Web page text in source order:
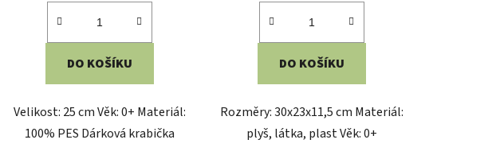
DO KOŠÍKU
Velikost: 25 cm Věk: 0+ Materiál:
100% PES Dárková krabička
DO KOŠÍKU
Rozměry: 30x23x11,5 cm Materiál:
plyš, látka, plast Věk: 0+